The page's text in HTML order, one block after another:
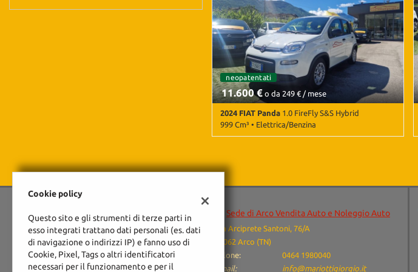
Bluetooth • Bracciolo • Chiusura centralizzata •
Climatizzatore • Controllo elettronico della
corsia • Controllo trazione • ESP • Frenata
d'emergenza assistita • Riconoscimento dei
segnali stradali • Sensori di parcheggio
posteriori • Servosterzo
neopatentati
11.600 € o da 249 € / mese
2024 FIAT Panda 1.0 FireFly S&S Hybrid
999 Cm³ • Elettrica/Benzina
Passeggero • Airbag testa • Alzacristalli elettrici
Climatizzatore • Controllo trazione • ESP •
Immobilizzatore elettronico • Luci diurne •
Marmitta catalitica • MP3 • Servosterzo •
Sede di Arco Vendita Auto e Noleggio Auto
Via Arciprete Santoni, 76/A
38062 Arco (TN)
Salone:
0464 1980040
Email:
info@mariottigiorgio.it
Cookie policy
Questo sito e gli strumenti di terze parti in
esso integrati trattano dati personali (es. dati
di navigazione o indirizzi IP) e fanno uso di
Cookie, Pixel, Tags o altri identificatori
necessari per il funzionamento e per il